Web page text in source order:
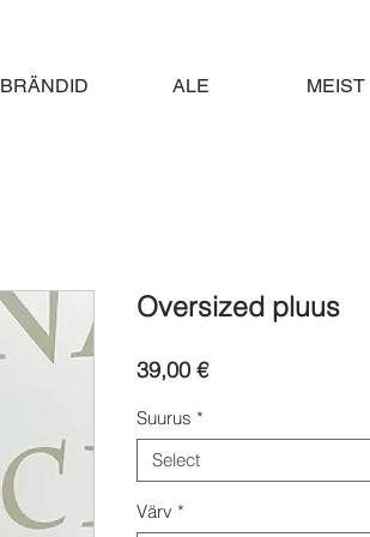
BRÄNDID ALE MEIST
Oversized pluus
39,00 €Price
Suurus *
Select
Värv *